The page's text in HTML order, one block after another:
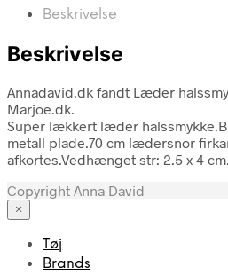
Beskrivelse
Beskrivelse
Annadavid.dk fandt Læder
Marjoe.dk.
Super lækkert læder
metall plade.70 cm lædersnor
afkortes.Vedhænget str: 2.5 x 4 cm.
Copyright Anna David
×
Tøj
Brands